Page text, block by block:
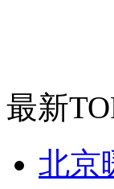
最新
北京